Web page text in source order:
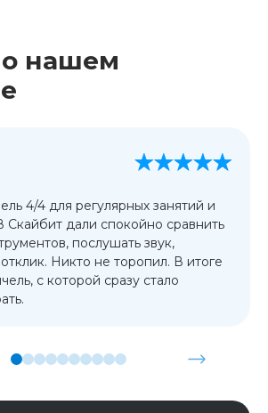
нашем
4/4 для регулярных занятий и
Скайбит дали спокойно сравнить
послушать звук,
отклик. Никто не торопил. В итоге
с которой сразу стало